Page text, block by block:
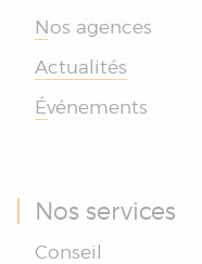
Nos agences
Actualités
Événements
Nos services
Conseil